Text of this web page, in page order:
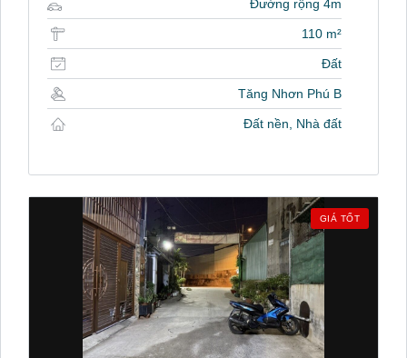
Đường rộng 4m
110 m²
Đất
Tăng Nhơn Phú B
Đất nền, Nhà đất
GIÁ TỐT